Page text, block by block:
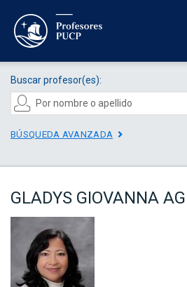
Buscar profesor(es):
BÚSQUEDA AVANZADA
GLADYS GIOVANNA